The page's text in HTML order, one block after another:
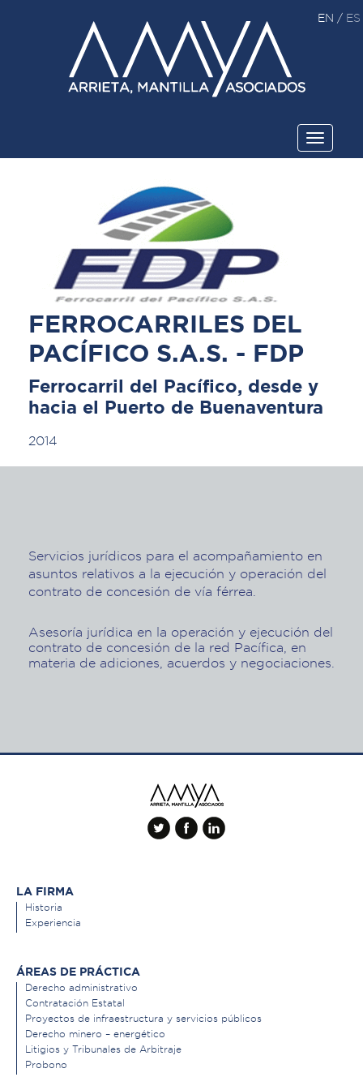
EN / ES
Toggle
FERROCARRILES DEL
PACÍFICO S.A.S. - FDP
Ferrocarril del Pacífico, desde y
hacia el Puerto de Buenaventura
2014
Servicios jurídicos para el acompañamiento en
asuntos relativos a la ejecución y operación del
contrato de concesión de vía férrea.
Asesoría jurídica en la operación y ejecución del
contrato de concesión de la red Pacífica, en
materia de adiciones, acuerdos y negociaciones.
LA FIRMA
Historia
Experiencia
ÁREAS DE PRÁCTICA
Derecho administrativo
Contratación Estatal
Proyectos de infraestructura y servicios públicos
Derecho minero – energético
Litigios y Tribunales de Arbitraje
Probono